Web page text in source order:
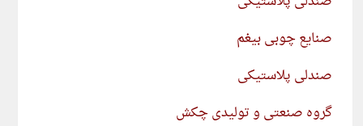
صنایع چوبی بیغم
صندلی پلاستیکی
گروه صنعتی و تولیدی چکش